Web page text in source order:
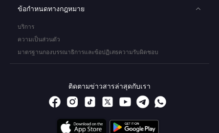
ข้อกำหนดทางกฎหมาย
บริการ
ความเป็นส่วนตัว
มาตรฐานกองบรรณาธิการและข้อปฏิเสธความรับผิดชอบ
ติดตามข่าวสารล่าสุดกับเรา